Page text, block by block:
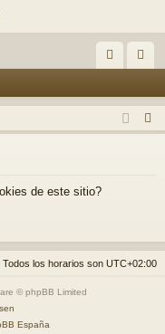
nti
fic
ist
ra
u
de este sitio?
Todos los horarios son UTC+02:00
© phpBB Limited
España